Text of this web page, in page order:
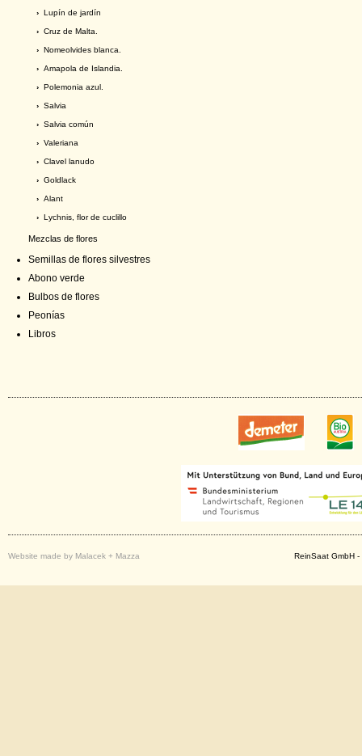
› Lupín de jardín
› Cruz de Malta.
› Nomeolvides blanca.
› Amapola de Islandia.
› Polemonia azul.
› Salvia
› Salvia común
› Valeriana
› Clavel lanudo
› Goldlack
› Alant
› Lychnis, flor de cuclillo
Mezclas de flores
Semillas de flores silvestres
Abono verde
Bulbos de flores
Peonías
Libros
Website made by Malacek + Mazza ReinSaat GmbH